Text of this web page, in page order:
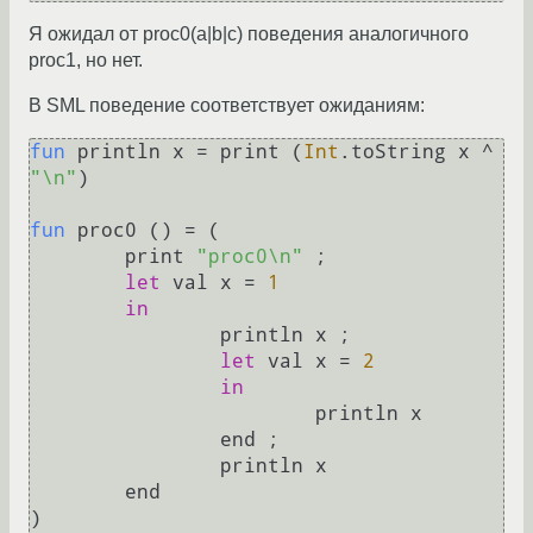
Я ожидал от proc0(a|b|c) поведения аналогичного
proc1, но нет.
В SML поведение соответствует ожиданиям:
fun println x = print ( Int
.toString x ^
"\n" )
fun proc0 () = (
	print
"proc0\n"
;
let
val x =
1
in
let
val x = 2
in
)